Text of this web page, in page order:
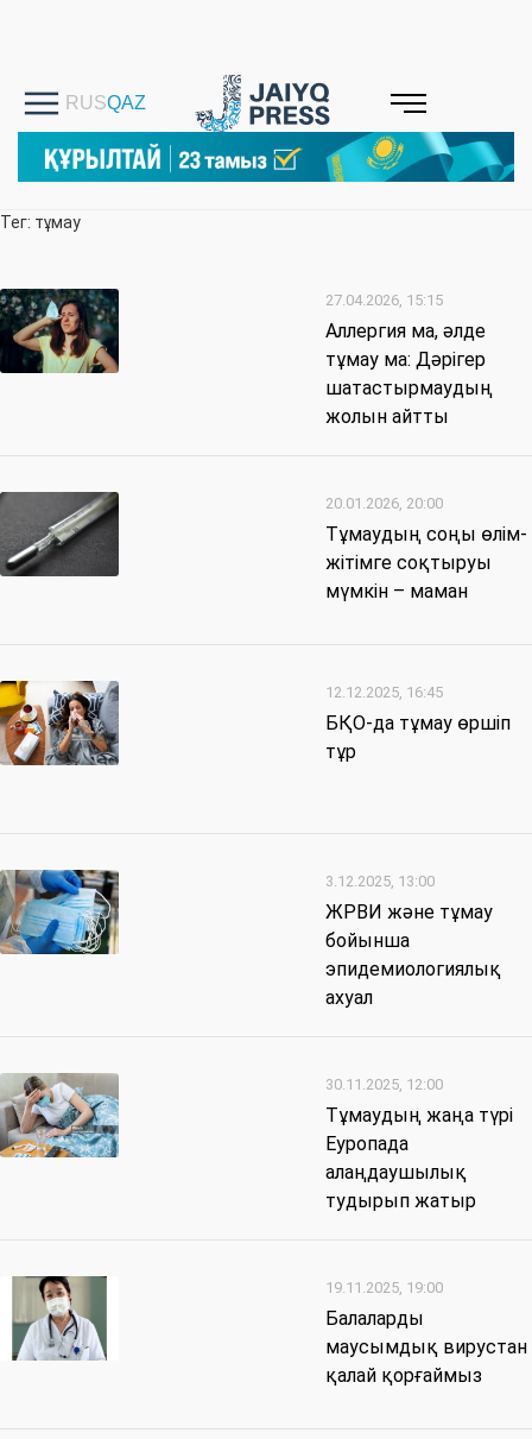
Тег: тұмау
27.04.2026, 15:15
Аллергия ма, әлде
тұмау ма: Дәрігер
шатастырмаудың
жолын айтты
20.01.2026, 20:00
Тұмаудың соңы өлім-
жітімге соқтыруы
мүмкін – маман
12.12.2025, 16:45
БҚО-да тұмау өршіп
тұр
3.12.2025, 13:00
ЖРВИ және тұмау
бойынша
эпидемиологиялық
ахуал
30.11.2025, 12:00
Тұмаудың жаңа түрі
Еуропада
алаңдаушылық
тудырып жатыр
19.11.2025, 19:00
Балаларды
маусымдық вирустан
қалай қорғаймыз